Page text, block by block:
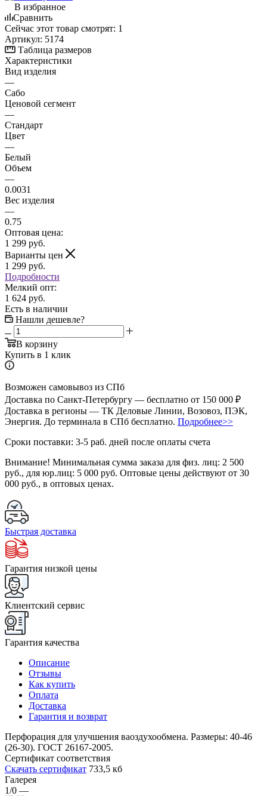
В избранное
Сравнить
Сейчас этот товар смотрят: 1
Артикул: 5174
Таблица размеров
Характеристики
Вид изделия
—
Сабо
Ценовой сегмент
—
Стандарт
Цвет
—
Белый
Объем
—
0.0031
Вес изделия
—
0.75
Оптовая цена:
1 299 руб.
Варианты цен
1 299 руб.
Подробности
Мелкий опт:
1 624 руб.
Есть в наличии
Нашли дешевле?
В корзину
Купить в 1 клик
Возможен самовывоз из СПб
Доставка по Санкт-Петербургу — бесплатно от 150 000 ₽
Доставка в регионы — ТК Деловые Линии, Возовоз, ПЭК,
Энергия. До терминала в СПб бесплатно. Подробнее>>
Сроки поставки: 3-5 раб. дней после оплаты счета
Внимание! Минимальная сумма заказа для физ. лиц: 2 500
руб., для юр.лиц: 5 000 руб. Оптовые цены действуют от 30
000 руб., в оптовых ценах.
Быстрая доставка
Гарантия низкой цены
Клиентский сервис
Гарантия качества
Описание
Отзывы
Как купить
Оплата
Доставка
Гарантия и возврат
Перфорация для улучшения ваоздухообмена. Размеры: 40-46
(26-30). ГОСТ 26167-2005.
Сертификат соответствия
Скачать сертификат 733,5 кб
Галерея
1/0 —